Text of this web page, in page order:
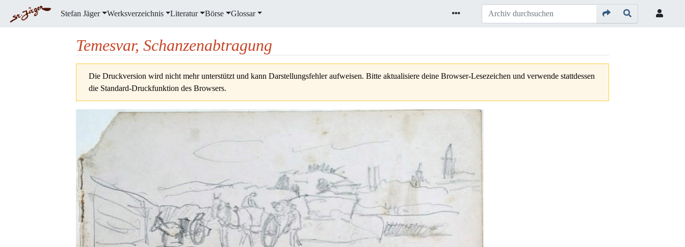
Stefan Jäger Werksverzeichnis Literatur Börse Glossar
Temesvar, Schanzenabtragung
Die Druckversion wird nicht mehr unterstützt und kann Darstellungsfehler aufweisen. Bitte aktualisiere deine Browser-Lesezeichen und verwende stattdessen
die Standard-Druckfunktion des Browsers.